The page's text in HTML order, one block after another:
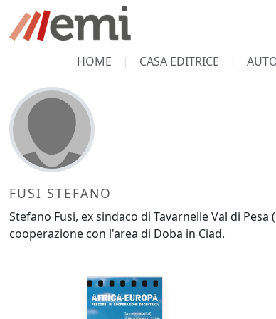
HOME CASA EDITRICE
FUSI STEFANO
Stefano Fusi, ex sindaco di Tavarnelle Val di
cooperazione con l'area di Doba in Ciad.